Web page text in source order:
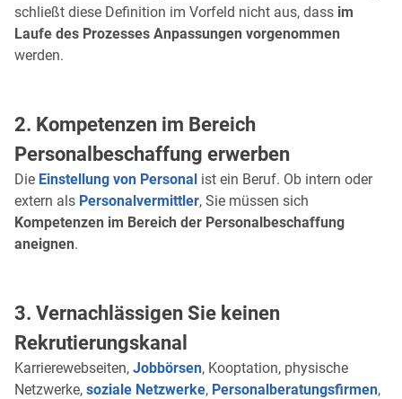
schließt diese Definition im Vorfeld nicht aus, dass im
Laufe des Prozesses Anpassungen vorgenommen
werden.
2. Kompetenzen im Bereich
Personalbeschaffung erwerben
Die Einstellung von Personal ist ein Beruf. Ob intern oder
extern als Personalvermittler, Sie müssen sich
Kompetenzen im Bereich der Personalbeschaffung
aneignen.
3. Vernachlässigen Sie keinen
Rekrutierungskanal
Karrierewebseiten, Jobbörsen, Kooptation, physische
Netzwerke, soziale Netzwerke, Personalberatungsfirmen,